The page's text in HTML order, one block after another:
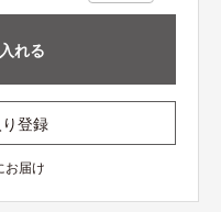
れる
登録
お届け